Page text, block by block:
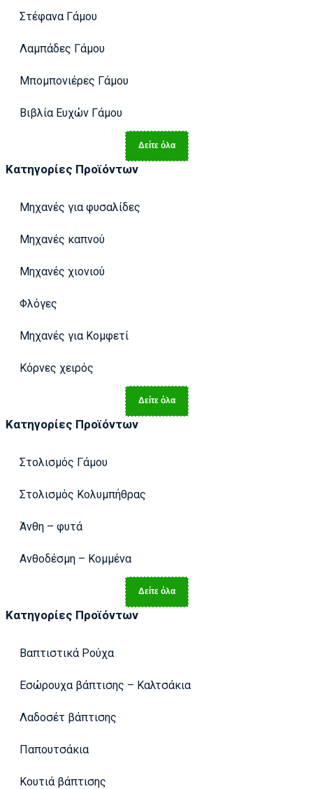
Στέφανα Γάμου
Λαμπάδες Γάμου
Μπομπονιέρες Γάμου
Βιβλία Ευχών Γάμου
Δείτε όλα
Κατηγορίες Προϊόντων
Μηχανές για φυσαλίδες
Μηχανές καπνού
Μηχανές χιονιού
Φλόγες
Μηχανές για Κομφετί
Κόρνες χειρός
Δείτε όλα
Κατηγορίες Προϊόντων
Στολισμός Γάμου
Στολισμός Κολυμπήθρας
Άνθη – φυτά
Ανθοδέσμη – Κομμένα
Δείτε όλα
Κατηγορίες Προϊόντων
Βαπτιστικά Ρούχα
Εσώρουχα βάπτισης – Καλτσάκια
Λαδοσέτ βάπτισης
Παπουτσάκια
Κουτιά βάπτισης